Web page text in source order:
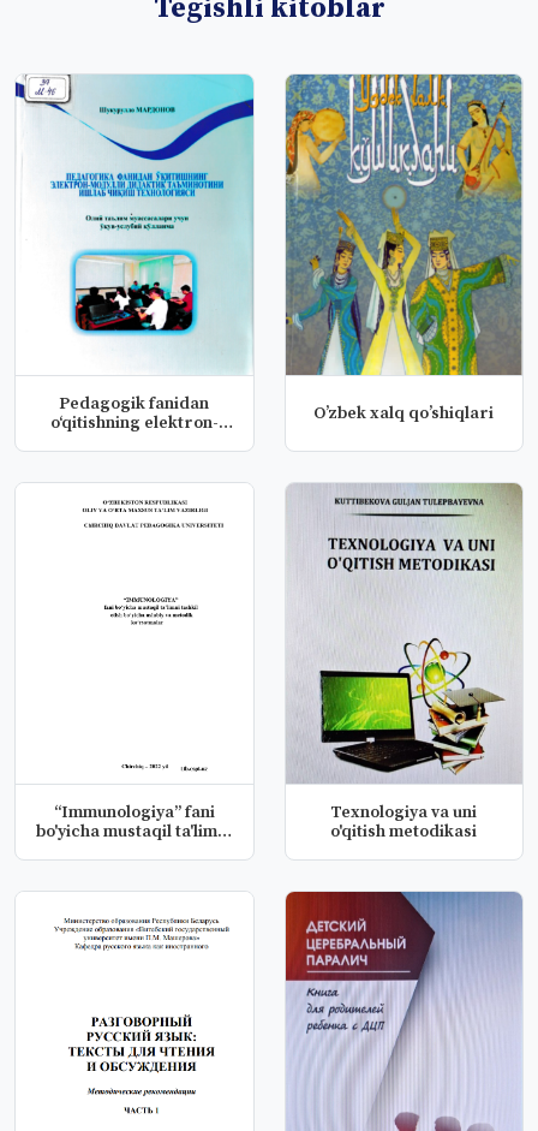
Tegishli kitoblar
Pedagogik fanidan
o‘qitishning elektron-
Oʼzbek xalq qoʼshiqlari
“Immunologiya” fani
bo'yicha mustaqil ta'limni
Texnologiya va uni
o'qitish metodikasi